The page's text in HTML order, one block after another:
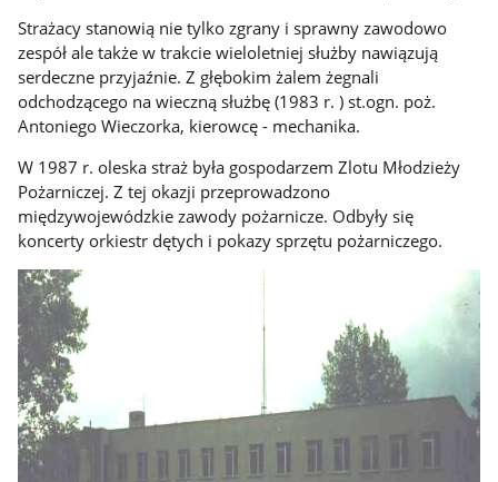
Strażacy stanowią nie tylko zgrany i sprawny zawodowo
zespół ale także w trakcie wieloletniej służby nawiązują
serdeczne przyjaźnie. Z głębokim żalem żegnali
odchodzącego na wieczną służbę (1983 r. ) st.ogn. poż.
Antoniego Wieczorka, kierowcę - mechanika.
W 1987 r. oleska straż była gospodarzem Zlotu Młodzieży
Pożarniczej. Z tej okazji przeprowadzono
międzywojewódzkie zawody pożarnicze. Odbyły się
koncerty orkiestr dętych i pokazy sprzętu pożarniczego.